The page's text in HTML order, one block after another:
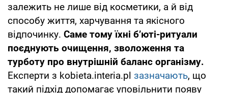
залежить не лише від косметики, а й від
способу життя, харчування та якісного
відпочинку. Саме тому їхні б’юті-ритуали
поєднують очищення, зволоження та
турботу про внутрішній баланс організму.
Експерти з kobieta.interia.pl зазначають, що
такий підхід допомагає уповільнити появу